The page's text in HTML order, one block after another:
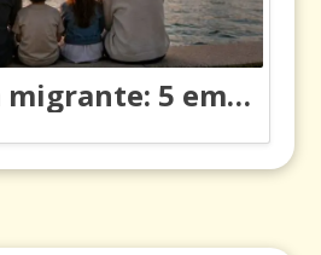
Resiliencia migrante: 5 emociones y cómo gestionarlas